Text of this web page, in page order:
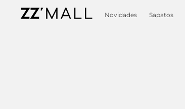
Novidades Sapatos